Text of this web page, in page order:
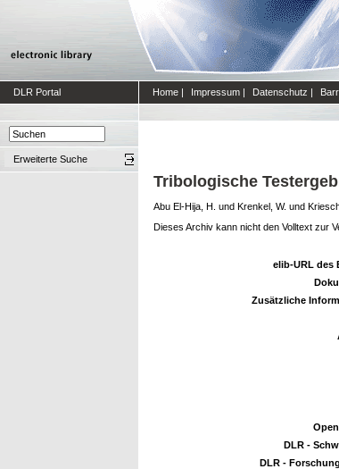
DLR Portal Home | Impressum | Datenschutz |
Erweiterte Suche
Tribologische
Abu El-Hija, H. und Krenkel, W. und
Dieses Archiv kann nicht den Volltext zur
elib-URL des
Zusätzliche
DLR -
DLR -